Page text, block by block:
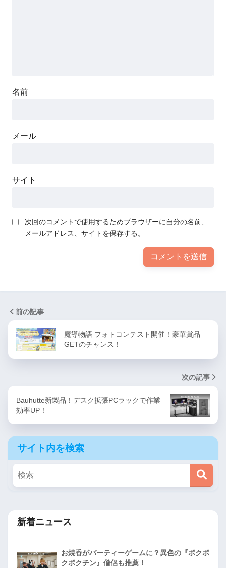
名前
メール
サイト
次回のコメントで使用するためブラウザーに自分の名前、
メールアドレス、サイトを保存する。
前の記事
魔導物語 フォトコンテスト開催！豪華賞品
GETのチャンス！
次の記事
Bauhutte新製品！デスク拡張PCラックで作業
効率UP！
サイト内を検索
新着ニュース
お焼香がパーティーゲームに？異色の『ポクポ
クポクチン』僧侶も推薦！